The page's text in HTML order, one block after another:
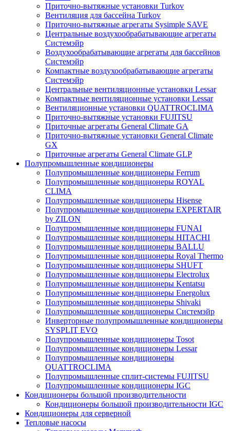
Приточно-вытяжные установки Turkov
Вентиляция для бассейна Turkov
Приточно-вытяжные агрегаты Sysimple SAVE
Центральные воздухообрабатывающие агрегаты
Системэйр
Воздухообрабатывающие агрегаты для бассейнов
Системэйр
Компактные воздухообрабатывающие агрегаты
Системэйр
Центральные вентиляционные установки Lessar
Компактные вентиляционные установки Lessar
Вентиляционные установки QUATTROCLIMA
Приточно-вытяжные установки FUJITSU
Приточные агрегаты General Climate GA
Приточно-вытяжные установки General Climate
GX
Приточные агрегаты General Climate GLP
Полупромышленные кондиционеры
Полупромышленные кондиционеры Ferrum
Полупромышленные кондиционеры ROYAL
CLIMA
Полупромышленные кондиционеры Hisense
Полупромышленные кондиционеры EXPERTAIR
by ZILON
Полупромышленные кондиционеры FUNAI
Полупромышленные кондиционеры HITACHI
Полупромышленные кондиционеры BALLU
Полупромышленные кондиционеры Royal Thermo
Полупромышленные кондиционеры SHUFT
Полупромышленные кондиционеры Electrolux
Полупромышленные кондиционеры Kentatsu
Полупромышленные кондиционеры Energolux
Полупромышленные кондиционеры Shivaki
Полупромышленные кондиционеры Системэйр
Инверторные полупромышленные кондиционеры
SYSPLIT EVO
Полупромышленные кондиционеры Tosot
Полупромышленные кондиционеры Lessar
Полупромышленные кондиционеры
QUATTROCLIMA
Полупромышленные сплит-системы FUJITSU
Полупромышленные кондиционеры IGC
Кондиционеры большой производительности
Кондиционеры большой производительности IGC
Кондиционеры для серверной
Тепловые насосы